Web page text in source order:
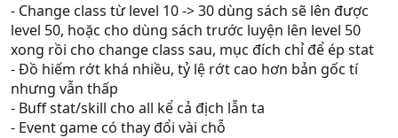
- Change class từ level 10 -> 30 dùng sách sẽ lên được
level 50, hoặc cho dùng sách trước luyện lên level 50
xong rồi cho change class sau, mục đích chỉ để ép stat
- Đồ hiếm rớt khá nhiều, tỷ lệ rớt cao hơn bản gốc tí
nhưng vẫn thấp
- Buff stat/skill cho all kể cả địch lẫn ta
- Event game có thay đổi vài chỗ